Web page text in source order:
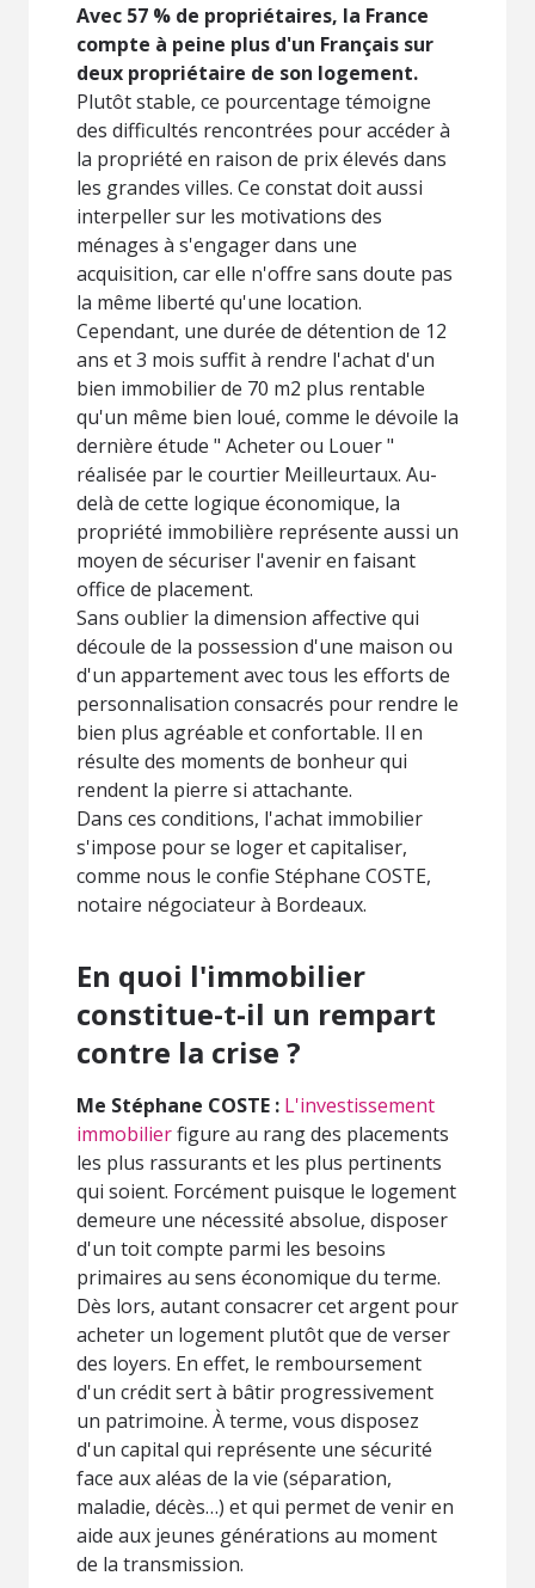
Avec 57 % de propriétaires, la France
compte à peine plus d'un Français sur
deux propriétaire de son logement.
Plutôt stable, ce pourcentage témoigne
des difficultés rencontrées pour accéder à
la propriété en raison de prix élevés dans
les grandes villes. Ce constat doit aussi
interpeller sur les motivations des
ménages à s'engager dans une
acquisition, car elle n'offre sans doute pas
la même liberté qu'une location.
Cependant, une durée de détention de 12
ans et 3 mois suffit à rendre l'achat d'un
bien immobilier de 70 m2 plus rentable
qu'un même bien loué, comme le dévoile la
dernière étude " Acheter ou Louer "
réalisée par le courtier Meilleurtaux. Au-
delà de cette logique économique, la
propriété immobilière représente aussi un
moyen de sécuriser l'avenir en faisant
office de placement.
Sans oublier la dimension affective qui
découle de la possession d'une maison ou
d'un appartement avec tous les efforts de
personnalisation consacrés pour rendre le
bien plus agréable et confortable. Il en
résulte des moments de bonheur qui
rendent la pierre si attachante.
Dans ces conditions, l'achat immobilier
s'impose pour se loger et capitaliser,
comme nous le confie Stéphane COSTE,
notaire négociateur à Bordeaux.
En quoi l'immobilier
constitue-t-il un rempart
contre la crise ?
Me Stéphane COSTE : L'investissement
immobilierfigure au rang des placements
les plus rassurants et les plus pertinents
qui soient. Forcément puisque le logement
demeure une nécessité absolue, disposer
d'un toit compte parmi les besoins
primaires au sens économique du terme.
Dès lors, autant consacrer cet argent pour
acheter un logement plutôt que de verser
des loyers. En effet, le remboursement
d'un crédit sert à bâtir progressivement
un patrimoine. À terme, vous disposez
d'un capital qui représente une sécurité
face aux aléas de la vie (séparation,
maladie, décès…) et qui permet de venir en
aide aux jeunes générations au moment
de la transmission.